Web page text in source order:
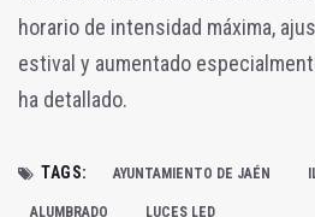
horario de intensidad máxima,
estival y aumentado
ha detallado.
TAGS: AYUNTAMIENTO DE JAÉN
ALUMBRADO LUCES LED